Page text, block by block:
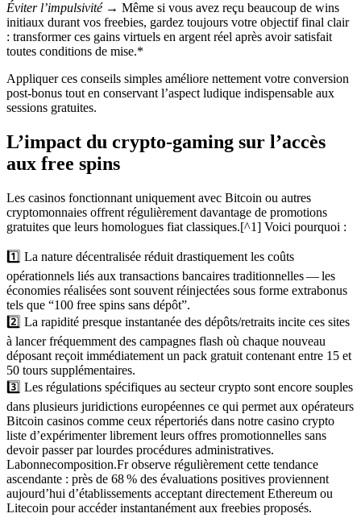
Éviter l’impulsivité→ Même si vous avez reçu beaucoup de wins
initiaux durant vos freebies, gardez toujours votre objectif final clair
: transformer ces gains virtuels en argent réel après avoir satisfait
toutes conditions de mise.*
Appliquer ces conseils simples améliore nettement votre conversion
post‑bonus tout en conservant l’aspect ludique indispensable aux
sessions gratuites.
L’impact du crypto‑gaming sur l’accès
aux free spins
Les casinos fonctionnant uniquement avec Bitcoin ou autres
cryptomonnaies offrent régulièrement davantage de promotions
gratuites que leurs homologues fiat classiques.[^1] Voici pourquoi :
1️⃣ La nature décentralisée réduit drastiquement les coûts
opérationnels liés aux transactions bancaires traditionnelles — les
économies réalisées sont souvent réinjectées sous forme extra​bonus
tels que “100 free spins sans dépôt”.
2️⃣ La rapidité presque instantanée des dépôts/retraits incite ces sites
à lancer fréquemment des campagnes flash où chaque nouveau
déposant reçoit immédiatement un pack gratuit contenant entre ​15​ et ​
50​ tours supplémentaires.
3️⃣ Les régulations spécifiques au secteur crypto sont encore souples
dans plusieurs juridictions européennes ce qui permet aux opérateurs
Bitcoin casinos comme ceux répertoriés dans notre casino crypto
liste d’expérimenter librement leurs offres promotionnelles sans
devoir passer par lourdes procédures administratives.
Labonnecomposition.Fr observe régulièrement cette tendance
ascendante : près de 68 % des évaluations positives proviennent
aujourd’hui d’établissements acceptant directement Ethereum ou
Litecoin pour accéder instantanément aux freebies proposés.